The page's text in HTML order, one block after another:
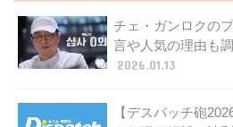
チェ・ガンロクの
言や人気の理由も
2026.01.13
【デスパッチ砲